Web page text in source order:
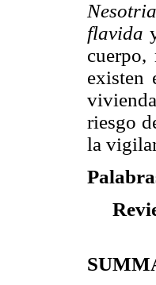
flavida
cuerpo,
existen
riesgo
la